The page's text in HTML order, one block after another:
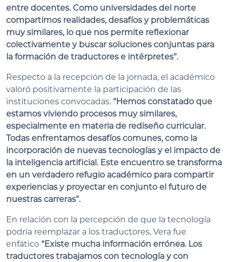
entre docentes. Como universidades del norte
compartimos realidades, desafíos y problemáticas
muy similares, lo que nos permite reflexionar
colectivamente y buscar soluciones conjuntas para
la formación de traductores e intérpretes”.
Respecto a la recepción de la jornada, el académico
valoró positivamente la participación de las
instituciones convocadas. “Hemos constatado que
estamos viviendo procesos muy similares,
especialmente en materia de rediseño curricular.
Todas enfrentamos desafíos comunes, como la
incorporación de nuevas tecnologías y el impacto de
la inteligencia artificial. Este encuentro se transforma
en un verdadero refugio académico para compartir
experiencias y proyectar en conjunto el futuro de
nuestras carreras”.
En relación con la percepción de que la tecnología
podría reemplazar a los traductores, Vera fue
enfático “Existe mucha información errónea. Los
traductores trabajamos con tecnología y con